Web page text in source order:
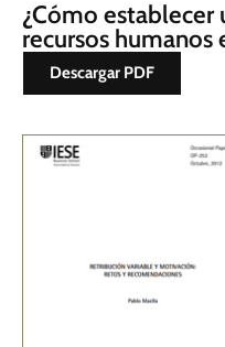
¿Cómo establecer
recursos humanos
Descargar PDF